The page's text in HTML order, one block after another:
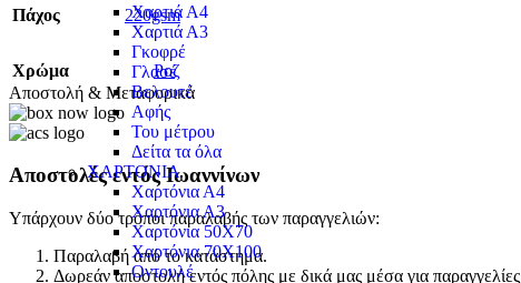
Χαρτιά Α4
Χαρτιά Α3
Γκοφρέ
Γλασέ
Βελουτέ
Αφής
Του μέτρου
Δείτα τα όλα
ΧΑΡΤΟΝΙΑ
Χαρτόνια Α4
Χαρτόνια Α3
Χαρτόνια 50Χ70
Χαρτόνια 70Χ100
Οντουλέ
Πάχος 220gsm
Χρώμα
Ροζ
Αποστολή & Μεταφορικά
Αποστολές εντός Ιωαννίνων
Υπάρχουν δύο τρόποι παραλαβής των παραγγελιών:
Παραλαβή από το κατάστημα.
Δωρεάν αποστολή εντός πόλης με δικά μας μέσα για παραγγελίες